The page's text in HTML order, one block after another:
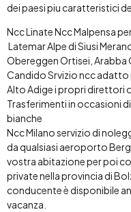
dei paesi piu caratteristici
Ncc Linate Ncc Malpensa
Latemar Alpe di Siusi
Obereggen Ortisei, Arabba
Candido Srvizio ncc adatto
Alto Adige i propri direttori
Trasferimenti in occasioni
bianche
Ncc Milano servizio di
da qualsiasi aeroporto
vostra abitazione per poi
private nella provincia di
conducente è disponibile
vacanza.